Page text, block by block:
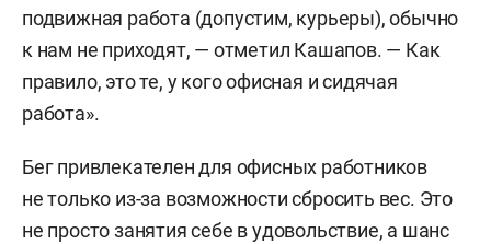
подвижная работа (допустим, курьеры), обычно
к нам не приходят, — отметил Кашапов. — Как
правило, это те, у кого офисная и сидячая
работа».
Бег привлекателен для офисных работников
не только из-за возможности сбросить вес. Это
не просто занятия себе в удовольствие, а шанс